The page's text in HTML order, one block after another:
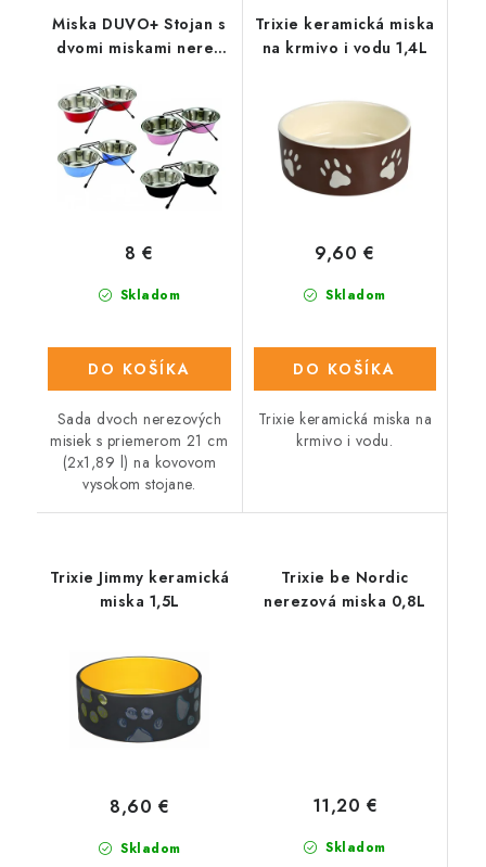
Miska DUVO+ Stojan s
dvomi miskami nerez
L
Skladom
8 €
DO KOŠÍKA
Sada dvoch nerezových
misiek s priemerom 21 cm
(2x1,89 l) na kovovom
vysokom stojane.
Trixie keramická miska
na krmivo i vodu 1,4L
Skladom
9,60 €
DO KOŠÍKA
Trixie keramická miska na
krmivo i vodu.
Trixie Jimmy keramická
miska 1,5L
Skladom
8,60 €
Trixie be Nordic
nerezová miska 0,8L
Skladom
11,20 €